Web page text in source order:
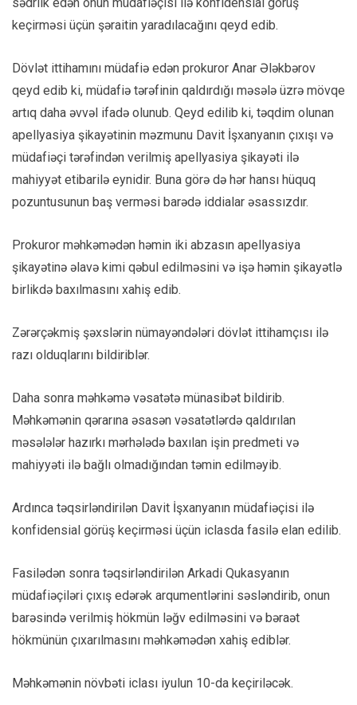
keçirməsi üçün şəraitin yaradılacağını qeyd edib.
Dövlət ittihamını müdafiə edən prokuror Anar Ələkbərov
qeyd edib ki, müdafiə tərəfinin qaldırdığı məsələ üzrə mövqe
artıq daha əvvəl ifadə olunub. Qeyd edilib ki, təqdim olunan
apellyasiya şikayətinin məzmunu Davit İşxanyanın çıxışı və
müdafiəçi tərəfindən verilmiş apellyasiya şikayəti ilə
mahiyyət etibarilə eynidir. Buna görə də hər hansı hüquq
pozuntusunun baş verməsi barədə iddialar əsassızdır.
Prokuror məhkəmədən həmin iki abzasın apellyasiya
şikayətinə əlavə kimi qəbul edilməsini və işə həmin şikayətlə
birlikdə baxılmasını xahiş edib.
Zərərçəkmiş şəxslərin nümayəndələri dövlət ittihamçısı ilə
razı olduqlarını bildiriblər.
Daha sonra məhkəmə vəsatətə münasibət bildirib.
Məhkəmənin qərarına əsasən vəsatətlərdə qaldırılan
məsələlər hazırkı mərhələdə baxılan işin predmeti və
mahiyyəti ilə bağlı olmadığından təmin edilməyib.
Ardınca təqsirləndirilən Davit İşxanyanın müdafiəçisi ilə
konfidensial görüş keçirməsi üçün iclasda fasilə elan edilib.
Fasilədən sonra təqsirləndirilən Arkadi Qukasyanın
müdafiəçiləri çıxış edərək arqumentlərini səsləndirib, onun
barəsində verilmiş hökmün ləğv edilməsini və bəraət
hökmünün çıxarılmasını məhkəmədən xahiş ediblər.
Məhkəmənin növbəti iclası iyulun 10-da keçiriləcək.